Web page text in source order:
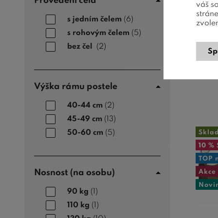
s jedním čelem (6)
s rohovým čelem (5)
bez čel
(2)
Výška rámu postele
40-44 cm (2)
45-49 cm (13)
50-60 cm (5)
Nosnost (na osobu)
90 kg (1)
110 kg (1)
z
10 %
Akce
váš